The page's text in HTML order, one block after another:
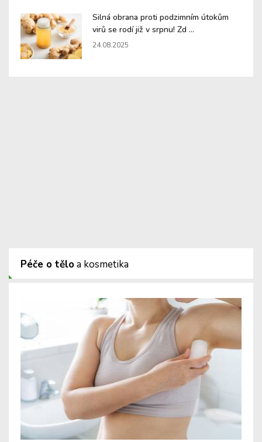
Silná obrana proti podzimním útokům
virů se rodí již v srpnu! Zd ...
24.08.2025
Péče o těloa kosmetika